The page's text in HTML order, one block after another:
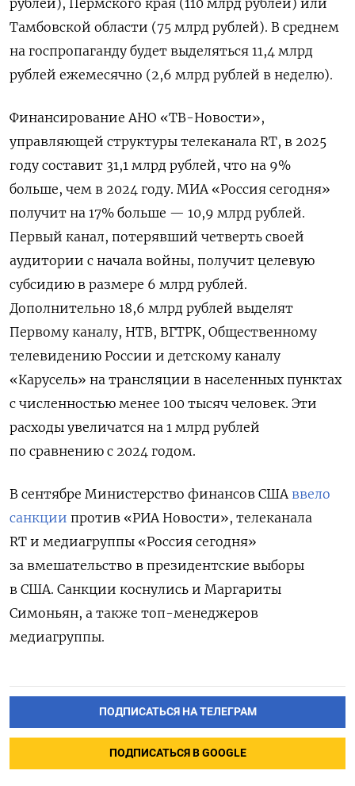
Тамбовской области (75 млрд рублей). В среднем
на госпропаганду будет выделяться 11,4 млрд
рублей ежемесячно (2,6 млрд рублей в неделю).
Финансирование АНО «ТВ-Новости»,
управляющей структуры телеканала RT, в 2025
году составит 31,1 млрд рублей, что на 9%
больше, чем в 2024 году. МИА «Россия сегодня»
получит на 17% больше — 10,9 млрд рублей.
Первый канал, потерявший четверть своей
аудитории с начала войны, получит целевую
субсидию в размере 6 млрд рублей.
Дополнительно 18,6 млрд рублей выделят
Первому каналу, НТВ, ВГТРК, Общественному
телевидению России и детскому каналу
«Карусель» на трансляции в населенных пунктах
с численностью менее 100 тысяч человек. Эти
расходы увеличатся на 1 млрд рублей
по сравнению с 2024 годом.
В сентябре Министерство финансов США ввело
санкции против «РИА Новости», телеканала
RT и медиагруппы «Россия сегодня»
за вмешательство в президентские выборы
в США. Санкции коснулись и Маргариты
Симоньян, а также топ-менеджеров
медиагруппы.
ПОДПИСАТЬСЯ НА ТЕЛЕГРАМ
ПОДПИСАТЬСЯ В GOOGLE